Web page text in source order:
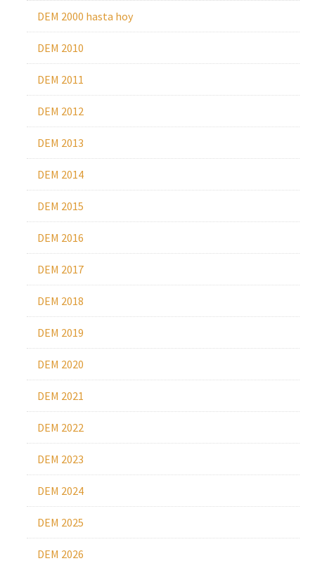
DEM 2000 hasta hoy
DEM 2010
DEM 2011
DEM 2012
DEM 2013
DEM 2014
DEM 2015
DEM 2016
DEM 2017
DEM 2018
DEM 2019
DEM 2020
DEM 2021
DEM 2022
DEM 2023
DEM 2024
DEM 2025
DEM 2026